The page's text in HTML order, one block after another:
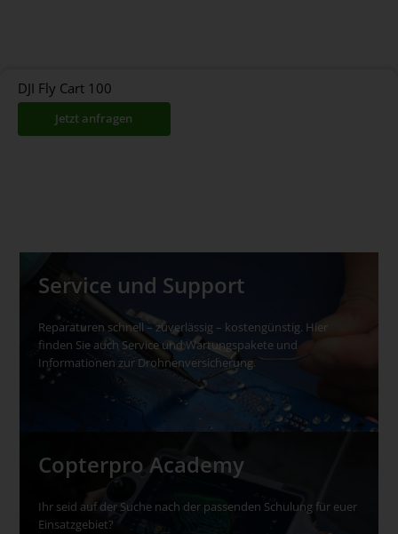
DJI Fly Cart 100
Jetzt anfragen
Service und Support
Reparaturen schnell – zuverlässig – kostengünstig. Hier
finden Sie auch Service und Wartungspakete und
Informationen zur Drohnenversicherung.
Copterpro Academy
Ihr seid auf der Suche nach der passenden Schulung für euer
Einsatzgebiet?